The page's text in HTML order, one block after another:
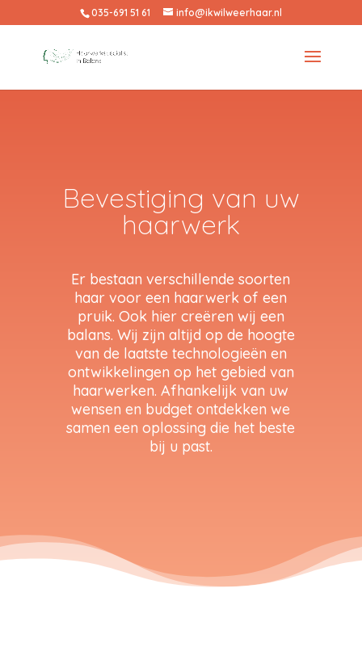
035-691 51 61 info@ikwilweerhaar.nl
Bevestiging van uw
haarwerk
Er bestaan verschillende soorten
haar voor een haarwerk of een
pruik. Ook hier creëren wij een
balans. Wij zijn altijd op de hoogte
van de laatste technologieën en
ontwikkelingen op het gebied van
haarwerken. Afhankelijk van uw
wensen en budget ontdekken we
samen een oplossing die het beste
bij u past.